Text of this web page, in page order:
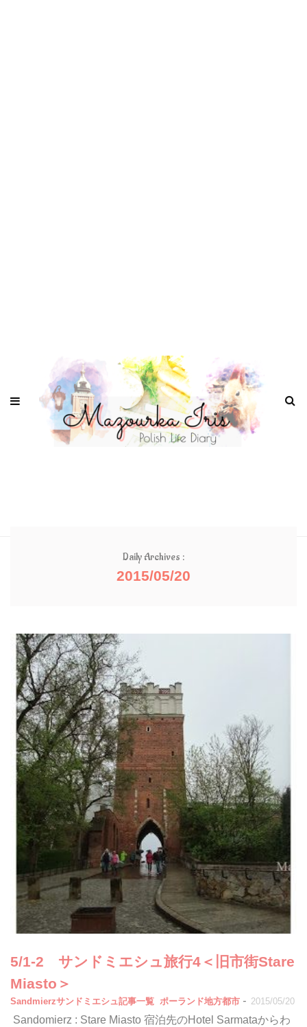
Daily Archives :
2015/05/20
5/1-2 サンドミエシュ旅行4＜旧市街Stare
Miasto＞
Sandmierzサンドミエシュ記事一覧 ポーランド地方都市 - 2015/05/20
Sandomierz : Stare Miasto 宿泊先のHotel Sarmataからわ